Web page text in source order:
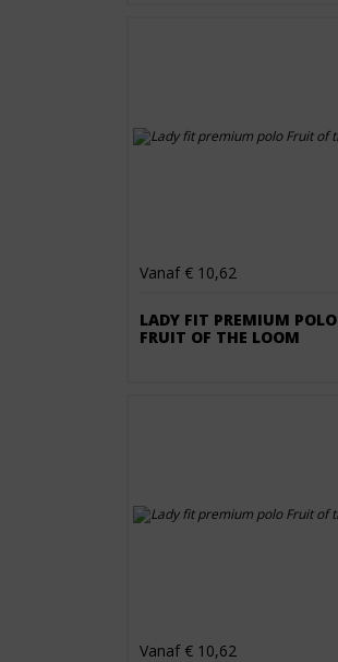
Vanaf € 10,62
LADY FIT PREMIUM POLO
FRUIT OF THE LOOM
Vanaf € 10,62